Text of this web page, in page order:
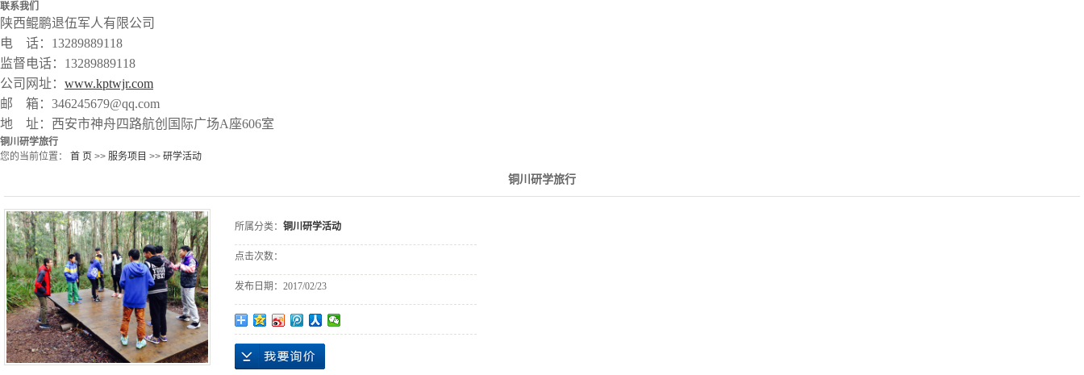
联系我们
陕西鲲鹏退伍军人有限公司
电 话：13289889118
监督电话：13289889118
公司网址： www.kptwjr.com
邮 箱：346245679@qq.com
地 址：西安市神舟四路航创国际广场A座606室
铜川研学旅行
您的当前位置： 首 页 >> 服务项目 >> 研学活动
铜川研学旅行
所属分类： 铜川研学活动
点击次数：
发布日期： 2017/02/23